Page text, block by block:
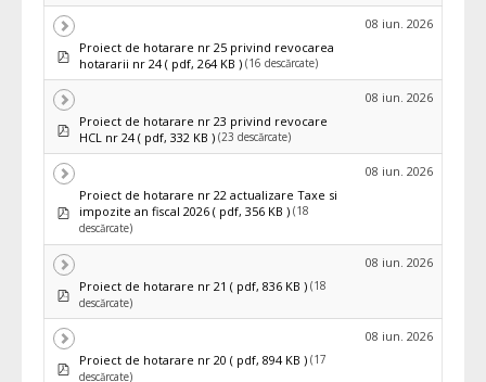
pdfProiect de hotarare nr 25 privind revocarea
hotararii nr 24 ( pdf, 264 KB ) (16 descărcate)
08 iun. 2026
pdfProiect de hotarare nr 23 privind revocare
HCL nr 24 ( pdf, 332 KB ) (23 descărcate)
08 iun. 2026
pdf
Proiect de hotarare nr 22 actualizare Taxe si
impozite an fiscal 2026 ( pdf, 356 KB ) (18
descărcate)
08 iun. 2026
pdfProiect de hotarare nr 21 ( pdf, 836 KB ) (18
descărcate)
08 iun. 2026
pdfProiect de hotarare nr 20 ( pdf, 894 KB ) (17
descărcate)
08 iun. 2026